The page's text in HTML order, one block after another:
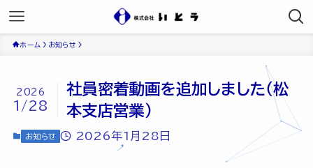
ホーム お知らせ
社員密着動画を追加しました（松
本支店営業）
2026
1/28
お知らせ 2026年1月28日